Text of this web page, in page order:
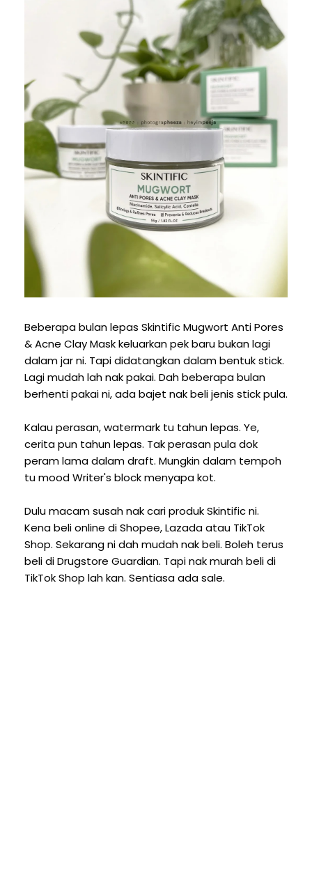
Beberapa bulan lepas Skintific Mugwort Anti Pores
& Acne Clay Mask keluarkan pek baru bukan lagi
dalam jar ni. Tapi didatangkan dalam bentuk stick.
Lagi mudah lah nak pakai. Dah beberapa bulan
berhenti pakai ni, ada bajet nak beli jenis stick pula.
Kalau perasan, watermark tu tahun lepas. Ye,
cerita pun tahun lepas. Tak perasan pula dok
peram lama dalam draft. Mungkin dalam tempoh
tu mood Writer's block menyapa kot.
Dulu macam susah nak cari produk Skintific ni.
Kena beli online di Shopee, Lazada atau TikTok
Shop. Sekarang ni dah mudah nak beli. Boleh terus
beli di Drugstore Guardian. Tapi nak murah beli di
TikTok Shop lah kan. Sentiasa ada sale.